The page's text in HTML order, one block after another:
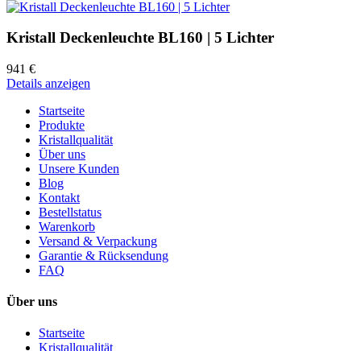
Kristall Deckenleuchte BL160 | 5 Lichter
941 €
Details anzeigen
Startseite
Produkte
Kristallqualität
Über uns
Unsere Kunden
Blog
Kontakt
Bestellstatus
Warenkorb
Versand & Verpackung
Garantie & Rücksendung
FAQ
Über uns
Startseite
Kristallqualität